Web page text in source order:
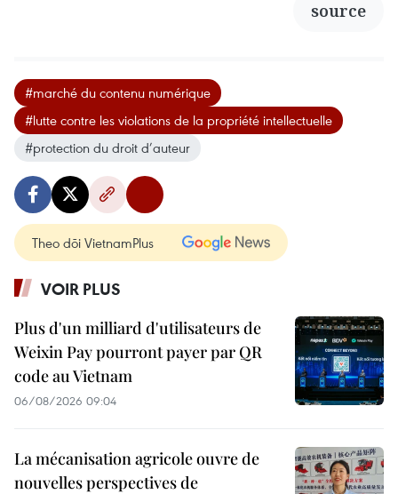
source
#marché du contenu numérique
#lutte contre les violations de la propriété intellectuelle
#protection du droit d’auteur
Theo dõi VietnamPlus
VOIR PLUS
Plus d'un milliard d'utilisateurs de
Weixin Pay pourront payer par QR
code au Vietnam
06/08/2026 09:04
La mécanisation agricole ouvre de
nouvelles perspectives de